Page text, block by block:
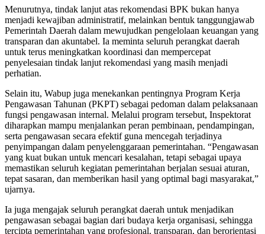
Menurutnya, tindak lanjut atas rekomendasi BPK bukan hanya
menjadi kewajiban administratif, melainkan bentuk tanggungjawab
Pemerintah Daerah dalam mewujudkan pengelolaan keuangan yang
transparan dan akuntabel. Ia meminta seluruh perangkat daerah
untuk terus meningkatkan koordinasi dan mempercepat
penyelesaian tindak lanjut rekomendasi yang masih menjadi
perhatian.
Selain itu, Wabup juga menekankan pentingnya Program Kerja
Pengawasan Tahunan (PKPT) sebagai pedoman dalam pelaksanaan
fungsi pengawasan internal. Melalui program tersebut, Inspektorat
diharapkan mampu menjalankan peran pembinaan, pendampingan,
serta pengawasan secara efektif guna mencegah terjadinya
penyimpangan dalam penyelenggaraan pemerintahan. “Pengawasan
yang kuat bukan untuk mencari kesalahan, tetapi sebagai upaya
memastikan seluruh kegiatan pemerintahan berjalan sesuai aturan,
tepat sasaran, dan memberikan hasil yang optimal bagi masyarakat,”
ujarnya.
Ia juga mengajak seluruh perangkat daerah untuk menjadikan
pengawasan sebagai bagian dari budaya kerja organisasi, sehingga
tercipta pemerintahan yang profesional, transparan, dan berorientasi